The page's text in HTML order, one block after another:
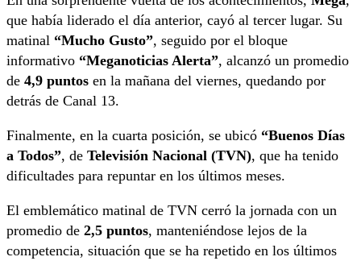
que había liderado el día anterior, cayó al tercer lugar. Su
matinal “Mucho Gusto”, seguido por el bloque
informativo “Meganoticias Alerta”, alcanzó un promedio
de 4,9 puntos en la mañana del viernes, quedando por
detrás de Canal 13.
Finalmente, en la cuarta posición, se ubicó “Buenos Días
a Todos”, de Televisión Nacional (TVN), que ha tenido
dificultades para repuntar en los últimos meses.
El emblemático matinal de TVN cerró la jornada con un
promedio de 2,5 puntos, manteniéndose lejos de la
competencia, situación que se ha repetido en los últimos